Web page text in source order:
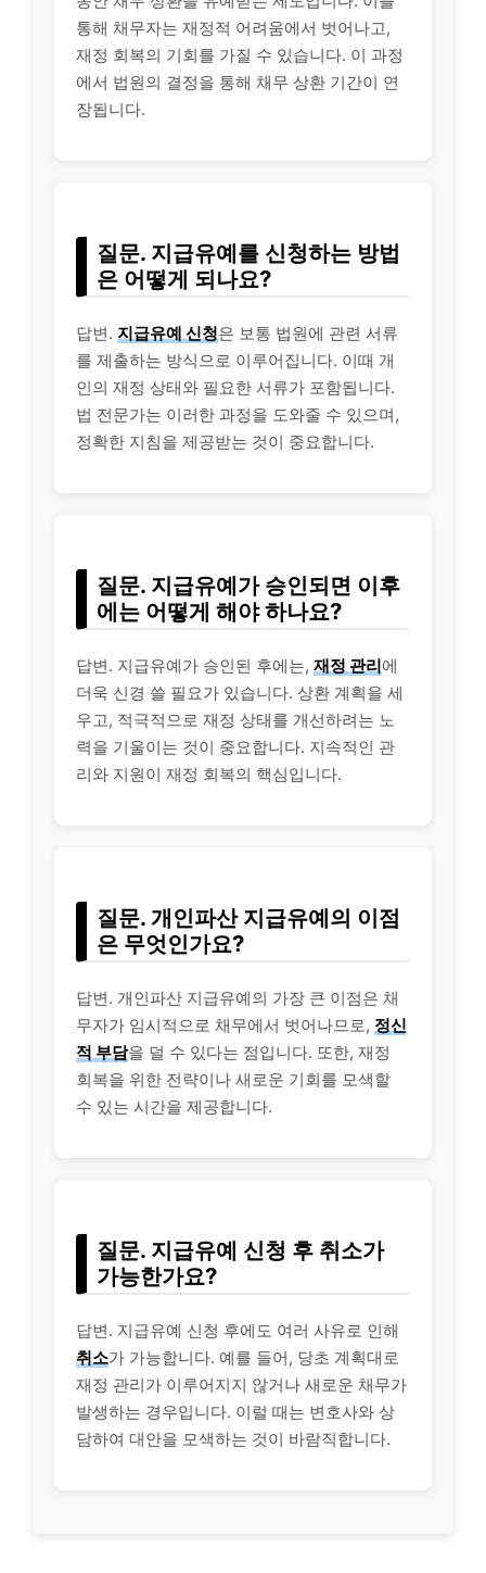
통해 채무자는 재정적 어려움에서 벗어나고,
재정 회복의 기회를 가질 수 있습니다. 이 과정
에서 법원의 결정을 통해 채무 상환 기간이 연
장됩니다.
질문. 지급유예를 신청하는 방법
은 어떻게 되나요?
답변. 지급유예 신청은 보통 법원에 관련 서류
를 제출하는 방식으로 이루어집니다. 이때 개
인의 재정 상태와 필요한 서류가 포함됩니다.
법 전문가는 이러한 과정을 도와줄 수 있으며,
정확한 지침을 제공받는 것이 중요합니다.
질문. 지급유예가 승인되면 이후
에는 어떻게 해야 하나요?
답변. 지급유예가 승인된 후에는, 재정 관리에
더욱 신경 쓸 필요가 있습니다. 상환 계획을 세
우고, 적극적으로 재정 상태를 개선하려는 노
력을 기울이는 것이 중요합니다. 지속적인 관
리와 지원이 재정 회복의 핵심입니다.
질문. 개인파산 지급유예의 이점
은 무엇인가요?
답변. 개인파산 지급유예의 가장 큰 이점은 채
무자가 임시적으로 채무에서 벗어나므로, 정신
적 부담을 덜 수 있다는 점입니다. 또한, 재정
회복을 위한 전략이나 새로운 기회를 모색할
수 있는 시간을 제공합니다.
질문. 지급유예 신청 후 취소가
가능한가요?
답변. 지급유예 신청 후에도 여러 사유로 인해
취소가 가능합니다. 예를 들어, 당초 계획대로
재정 관리가 이루어지지 않거나 새로운 채무가
발생하는 경우입니다. 이럴 때는 변호사와 상
담하여 대안을 모색하는 것이 바람직합니다.